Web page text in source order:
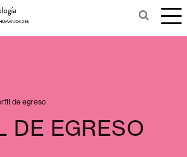
de egreso
DE EGRESO